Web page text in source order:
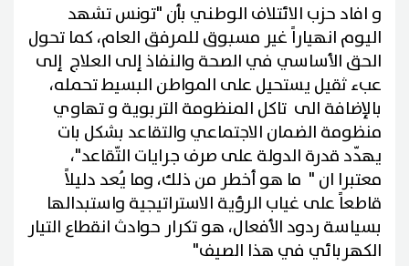
و افاد حزب الائتلاف الوطني بأن "تونس تشهد
اليوم انهياراً غير مسبوق للمرفق العام، كما تحول
الحق الأساسي في الصحة والنفاذ إلى العلاج إلى
عبء ثقيل يستحيل على المواطن البسيط تحمله،
بالإضافة الى تاكل المنظومة التربوية و تهاوي
منظومة الضمان الاجتماعي والتقاعد بشكل بات
يهدّد قدرة الدولة على صرف جرايات التّقاعد"،
معتبرا ان " ما هو أخطر من ذلك، وما يُعد دليلاً
قاطعاً على غياب الرؤية الاستراتيجية واستبدالها
بسياسة ردود الأفعال، هو تكرار حوادث انقطاع التيار
الكهربائي في هذا الصيف"